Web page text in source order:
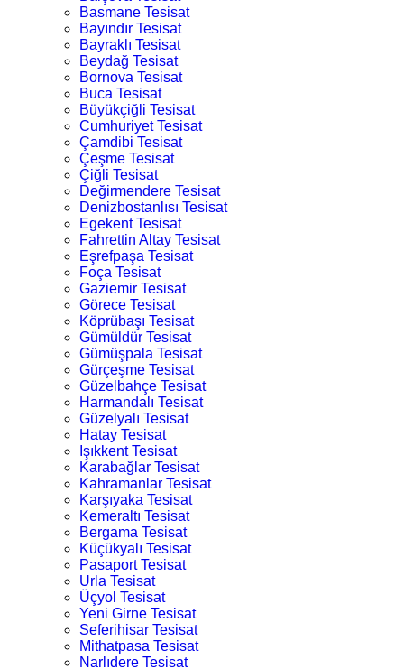
Basmane Tesisat
Bayındır Tesisat
Bayraklı Tesisat
Beydağ Tesisat
Bornova Tesisat
Buca Tesisat
Büyükçiğli Tesisat
Cumhuriyet Tesisat
Çamdibi Tesisat
Çeşme Tesisat
Çiğli Tesisat
Değirmendere Tesisat
Denizbostanlısı Tesisat
Egekent Tesisat
Fahrettin Altay Tesisat
Eşrefpaşa Tesisat
Foça Tesisat
Gaziemir Tesisat
Görece Tesisat
Köprübaşı Tesisat
Gümüldür Tesisat
Gümüşpala Tesisat
Gürçeşme Tesisat
Güzelbahçe Tesisat
Harmandalı Tesisat
Güzelyalı Tesisat
Hatay Tesisat
Işıkkent Tesisat
Karabağlar Tesisat
Kahramanlar Tesisat
Karşıyaka Tesisat
Kemeraltı Tesisat
Bergama Tesisat
Küçükyalı Tesisat
Pasaport Tesisat
Urla Tesisat
Üçyol Tesisat
Yeni Girne Tesisat
Seferihisar Tesisat
Mithatpasa Tesisat
Narlıdere Tesisat